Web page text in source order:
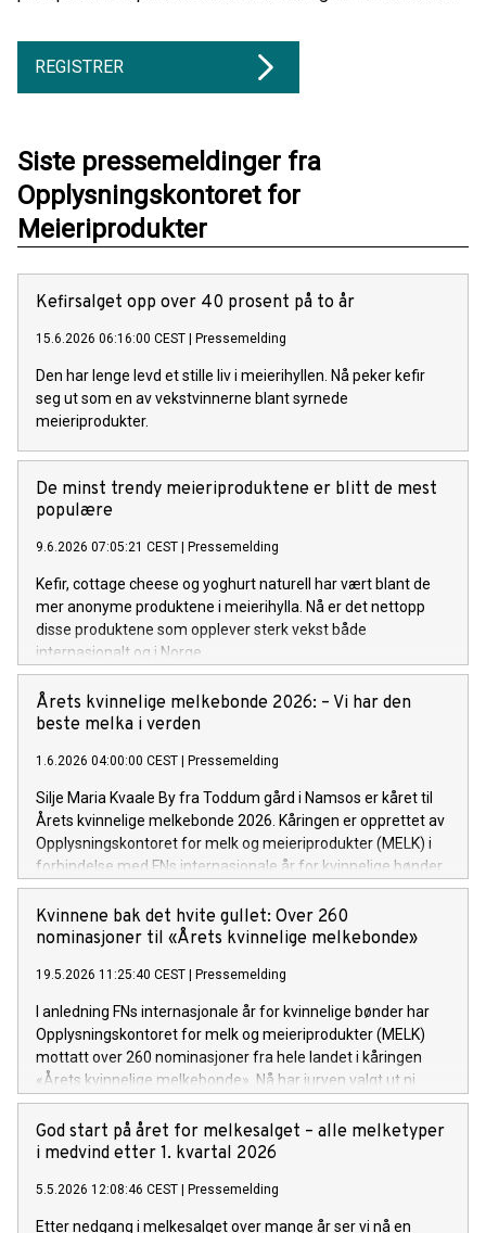
REGISTRER
Siste pressemeldinger fra
Opplysningskontoret for
Meieriprodukter
Kefirsalget opp over 40 prosent på to år
15.6.2026 06:16:00 CEST | Pressemelding
Den har lenge levd et stille liv i meierihyllen. Nå peker kefir
seg ut som en av vekstvinnerne blant syrnede
meieriprodukter.
De minst trendy meieriproduktene er blitt de mest
populære
9.6.2026 07:05:21 CEST | Pressemelding
Kefir, cottage cheese og yoghurt naturell har vært blant de
mer anonyme produktene i meierihylla. Nå er det nettopp
disse produktene som opplever sterk vekst både
internasjonalt og i Norge.
Årets kvinnelige melkebonde 2026: – Vi har den
beste melka i verden
1.6.2026 04:00:00 CEST | Pressemelding
Silje Maria Kvaale By fra Toddum gård i Namsos er kåret til
Årets kvinnelige melkebonde 2026. Kåringen er opprettet av
Opplysningskontoret for melk og meieriprodukter (MELK) i
forbindelse med FNs internasjonale år for kvinnelige bønder.
Kvinnene bak det hvite gullet: Over 260
nominasjoner til «Årets kvinnelige melkebonde»
19.5.2026 11:25:40 CEST | Pressemelding
I anledning FNs internasjonale år for kvinnelige bønder har
Opplysningskontoret for melk og meieriprodukter (MELK)
mottatt over 260 nominasjoner fra hele landet i kåringen
«Årets kvinnelige melkebonde». Nå har juryen valgt ut ni
delfinalister.
God start på året for melkesalget – alle melketyper
i medvind etter 1. kvartal 2026
5.5.2026 12:08:46 CEST | Pressemelding
Etter nedgang i melkesalget over mange år ser vi nå en